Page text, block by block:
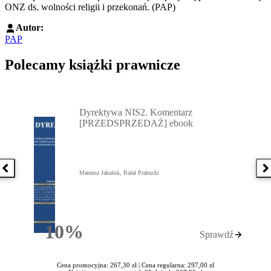
ONZ ds. wolności religii i przekonań. (PAP)
Autor:
PAP
Polecamy książki prawnicze
Poprzednia książka
10%Rabatu
Dyrektywa NIS2. Komentarz
[PRZEDSPRZEDAŻ] ebook
Mateusz Jakubik, Rafał Prabucki
Sprawdź
Cena promocyjna: 267,30 zł | Cena regularna: 297,00 zł